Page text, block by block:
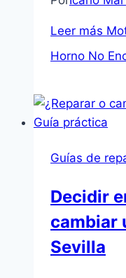
Leer más
Horno No
Guías de
Decidir
cambiar
Sevilla